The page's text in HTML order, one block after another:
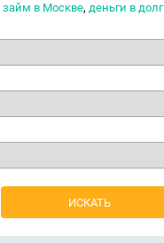
займ в Москве, деньги в долг